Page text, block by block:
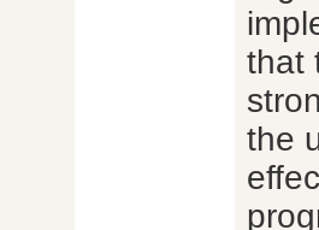
that
the